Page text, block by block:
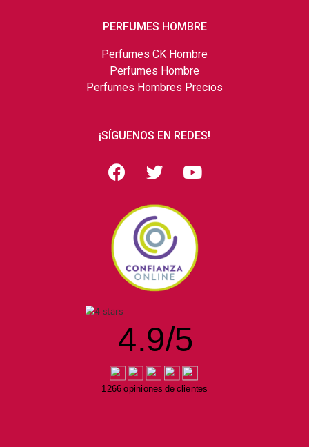
PERFUMES HOMBRE
Perfumes CK Hombre
Perfumes Hombre
Perfumes Hombres Precios
¡SÍGUENOS EN REDES!
4.9/5
1266 opiniones de clientes